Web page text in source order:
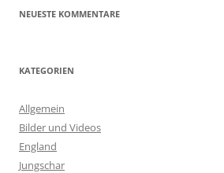
NEUESTE KOMMENTARE
KATEGORIEN
Allgemein
Bilder und Videos
England
Jungschar